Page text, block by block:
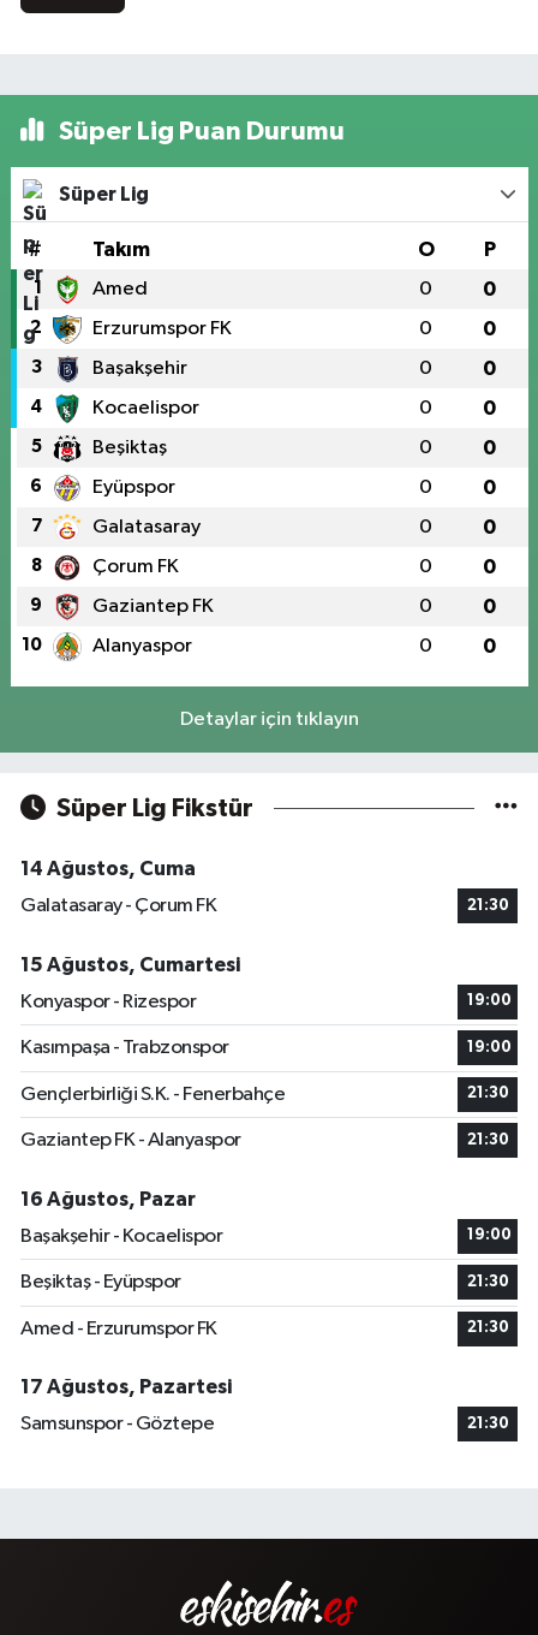
Süper Lig Puan Durumu
Süper Lig
# Takım O P
1 Amed 0 0
2 Erzurumspor FK 0 0
3 Başakşehir 0 0
4 Kocaelispor 0 0
5 Beşiktaş 0 0
6 Eyüpspor 0 0
7 Galatasaray 0 0
8 Çorum FK 0 0
9 Gaziantep FK 0 0
10 Alanyaspor 0 0
Detaylar için tıklayın
Süper Lig Fikstür
14 Ağustos, Cuma
Galatasaray - Çorum FK
21:30
15 Ağustos, Cumartesi
Konyaspor - Rizespor
19:00
Kasımpaşa - Trabzonspor 19:00
Gençlerbirliği S.K. - Fenerbahçe 21:30
Gaziantep FK - Alanyaspor 21:30
16 Ağustos, Pazar
Başakşehir - Kocaelispor
19:00
Beşiktaş - Eyüpspor 21:30
Amed - Erzurumspor FK 21:30
17 Ağustos, Pazartesi
Samsunspor - Göztepe
21:30